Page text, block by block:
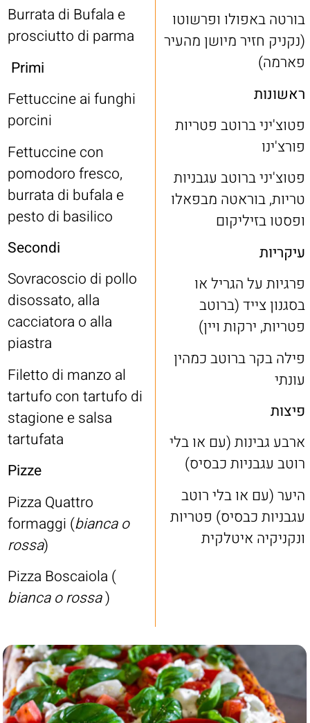
בורטה באפולו ופרשוטו
(נקניק חזיר מיושן מהעיר
פארמה)
ראשונות
פטוצ'יני ברוטב פטריות
פורצ'ינו
פטוצ'יני ברוטב עגבניות
טריות, בוראטה מבפאלו
ופסטו בזיליקום
עיקריות
פרגיות על הגריל או
בסגנון צייד (ברוטב
פטריות, ירקות ויין)
פילה בקר ברוטב כמהין
עונתי
פיצות
ארבע גבינות (עם או בלי
רוטב עגבניות כבסיס)
היער (עם או בלי רוטב
עגבניות כבסיס) פטריות
ונקניקיה איטלקית
Burrata di Bufala e
prosciutto di parma
Primi
Fettuccine ai funghi
porcini
Fettuccine con
pomodoro fresco,
burrata di bufala e
pesto di basilico
Secondi
Sovracoscio di pollo
disossato, alla
cacciatora o alla
piastra
Filetto di manzo al
tartufo con tartufo di
stagione e salsa
tartufata
Pizze
Pizza Quattro
formaggi (bianca o
rossa)
Pizza Boscaiola (
bianca o rossa)